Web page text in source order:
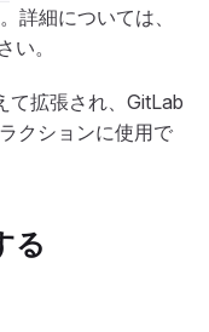
詳細については、
い。
て拡張され、GitLab
クションに使用で
る